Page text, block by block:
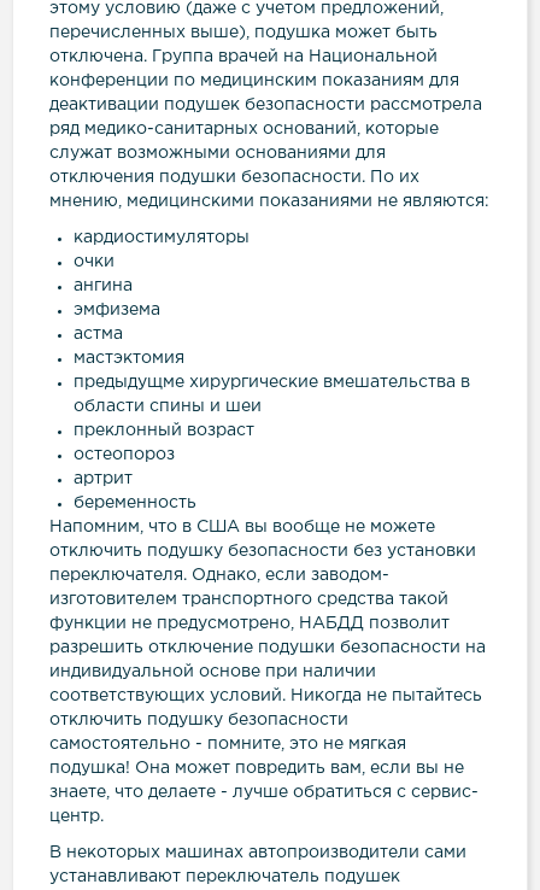
этому условию (даже с учетом предложений,
перечисленных выше), подушка может быть
отключена. Группа врачей на Национальной
конференции по медицинским показаниям для
деактивации подушек безопасности рассмотрела
ряд медико-санитарных оснований, которые
служат возможными основаниями для
отключения подушки безопасности. По их
мнению, медицинскими показаниями не являются:
кардиостимуляторы
очки
ангина
эмфизема
астма
мастэктомия
предыдущме хирургические вмешательства в
области спины и шеи
преклонный возраст
остеопороз
артрит
беременность
Напомним, что в США вы вообще не можете
отключить подушку безопасности без установки
переключателя. Однако, если заводом-
изготовителем транспортного средства такой
функции не предусмотрено, НАБДД позволит
разрешить отключение подушки безопасности на
индивидуальной основе при наличии
соответствующих условий. Никогда не пытайтесь
отключить подушку безопасности
самостоятельно - помните, это не мягкая
подушка! Она может повредить вам, если вы не
знаете, что делаете - лучше обратиться с сервис-
центр.
В некоторых машинах автопроизводители сами
устанавливают переключатель подушек